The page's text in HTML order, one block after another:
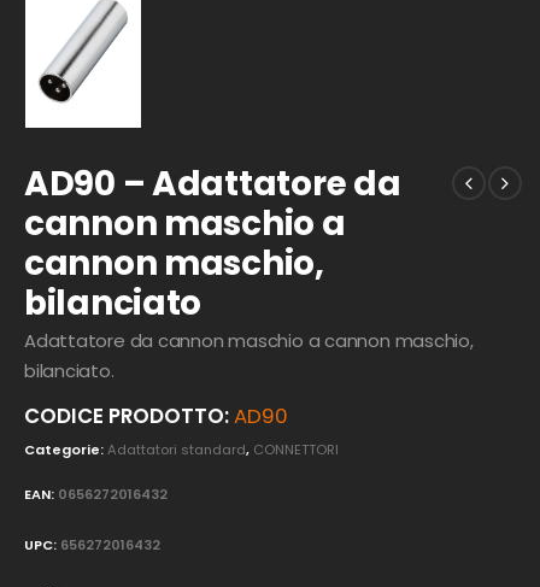
AD90 – Adattatore da
cannon maschio a
cannon maschio,
bilanciato
Adattatore da cannon maschio a cannon maschio,
bilanciato.
CODICE PRODOTTO:AD90
Categorie:Adattatori standard, CONNETTORI
EAN: 0656272016432
UPC: 656272016432